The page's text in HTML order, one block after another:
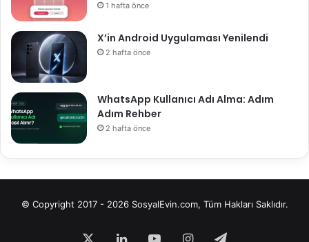
1 hafta önce
X’in Android Uygulaması Yenilendi
2 hafta önce
WhatsApp Kullanıcı Adı Alma: Adım
Adım Rehber
2 hafta önce
© Copyright 2017 - 2026 SosyalEvin.com, Tüm Hakları Saklıdır.
LinkedInYouTubeInstagram